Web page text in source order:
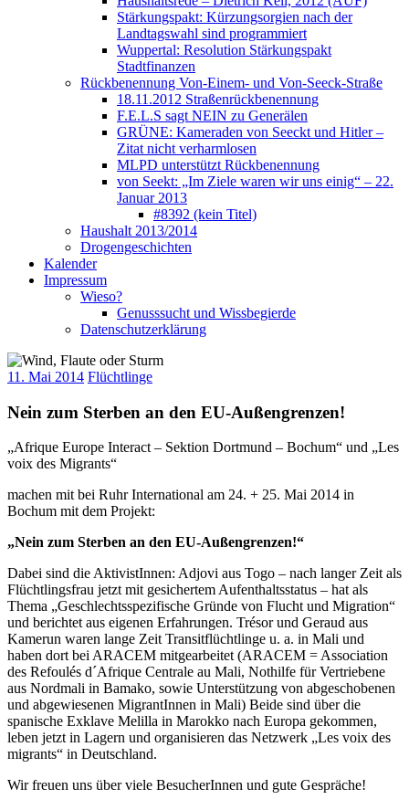
Stärkungspakt: Kürzungsorgien nach der
Landtagswahl sind programmiert
Wuppertal: Resolution Stärkungspakt
Stadtfinanzen
Rückbenennung Von-Einem- und Von-Seeck-Straße
18.11.2012 Straßenrückbenennung
F.E.L.S sagt NEIN zu Generälen
GRÜNE: Kameraden von Seeckt und Hitler –
Zitat nicht verharmlosen
MLPD unterstützt Rückbenennung
von Seekt: „Im Ziele waren wir uns einig“ – 22.
Januar 2013
#8392 (kein Titel)
Haushalt 2013/2014
Drogengeschichten
Kalender
Impressum
Wieso?
Genusssucht und Wissbegierde
Datenschutzerklärung
11. Mai 2014 Flüchtlinge
Nein zum Sterben an den EU-Außengrenzen!
„Afrique Europe Interact – Sektion Dortmund – Bochum“ und „Les
voix des Migrants“
machen mit bei Ruhr International am 24. + 25. Mai 2014 in
Bochum mit dem Projekt:
„Nein zum Sterben an den EU-Außengrenzen!“
Dabei sind die AktivistInnen: Adjovi aus Togo – nach langer Zeit als
Flüchtlingsfrau jetzt mit gesichertem Aufenthaltsstatus – hat als
Thema „Geschlechtsspezifische Gründe von Flucht und Migration“
und berichtet aus eigenen Erfahrungen. Trésor und Geraud aus
Kamerun waren lange Zeit Transitflüchtlinge u. a. in Mali und
haben dort bei ARACEM mitgearbeitet (ARACEM = Association
des Refoulés d´Afrique Centrale au Mali, Nothilfe für Vertriebene
aus Nordmali in Bamako, sowie Unterstützung von abgeschobenen
und abgewiesenen MigrantInnen in Mali) Beide sind über die
spanische Exklave Melilla in Marokko nach Europa gekommen,
leben jetzt in Lagern und organisieren das Netzwerk „Les voix des
migrants“ in Deutschland.
Wir freuen uns über viele BesucherInnen und gute Gespräche!